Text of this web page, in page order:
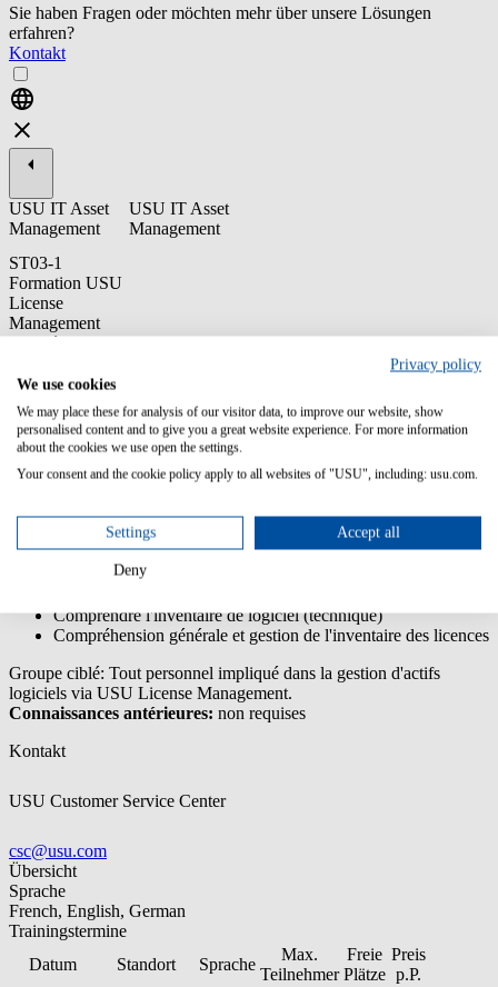
Sie haben Fragen oder möchten mehr über unsere Lösungen
erfahren?
Kontakt
USU IT Asset
Management
ST03-1
Formation USU
License
Management
destinée aux
finaux
USU IT Asset
Management
Cette formation de base permet aux utilisateurs de comprendre et
d'utiliser les fonctionnalités globales de USU License Management
pour le Software Asset Management..
Comprendre les modèles de données et procédure USU
License Management
Comprendre le contenu du catalogue (base)
Comprendre l'inventaire de logiciel (technique)
Compréhension générale et gestion de l'inventaire des licences
Groupe ciblé: Tout personnel impliqué dans la gestion d'actifs
logiciels via USU License Management.
Connaissances antérieures: non requises
Kontakt
USU Customer Service Center
csc@usu.com
Übersicht
Sprache
French, English, German
Trainingstermine
Datum
Standort Sprache
Max.
Teilnehmer
Freie
Plätze
Preis
p.P.
Privacy policy
We use cookies
We may place these for analysis of our visitor data, to improve our website, show
personalised content and to give you a great website experience. For more information
about the cookies we use open the settings.
Your consent and the cookie policy apply to all websites of "USU", including: usu.com.
Settings Accept all
Deny